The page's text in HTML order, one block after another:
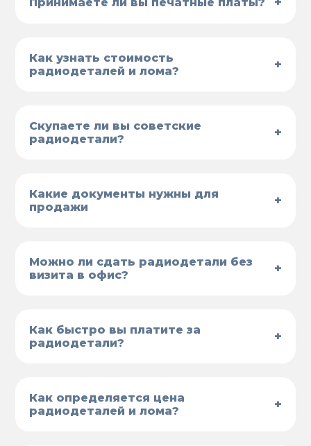
Как узнать стоимость
радиодеталей и лома?
+
Скупаете ли вы советские
радиодетали?
+
Какие документы нужны для
продажи
+
Можно ли сдать радиодетали без
визита в офис?
+
Как быстро вы платите за
радиодетали?
+
Как определяется цена
радиодеталей и лома?
+